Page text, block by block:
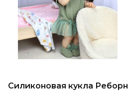
Силиконовая кукла Реборн